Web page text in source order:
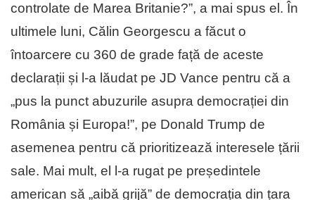
controlate de Marea Britanie?”, a mai spus el. În
ultimele luni, Călin Georgescu a făcut o
întoarcere cu 360 de grade față de aceste
declarații și l-a lăudat pe JD Vance pentru că a
„pus la punct abuzurile asupra democrației din
România și Europa!”, pe Donald Trump de
asemenea pentru că prioritizează interesele țării
sale. Mai mult, el l-a rugat pe președintele
american să „aibă grijă” de democrația din țara